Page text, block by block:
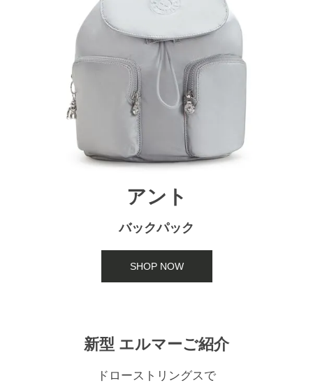
アント
バックパック
SHOP NOW
新型 エルマーご紹介
ドローストリングスで